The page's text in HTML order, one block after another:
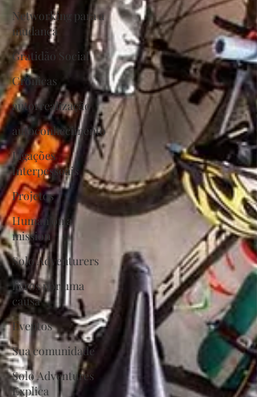
Networking para a
mudança
Gratidão Social
Crónicas
autorrealização
autoconhecimento
Ligações
Interpessoais
Projetos
Human on a
mission
Solo Adventurers
livros por uma
causa
Eventos
Sua comunidade
Solo Adventures
Explica